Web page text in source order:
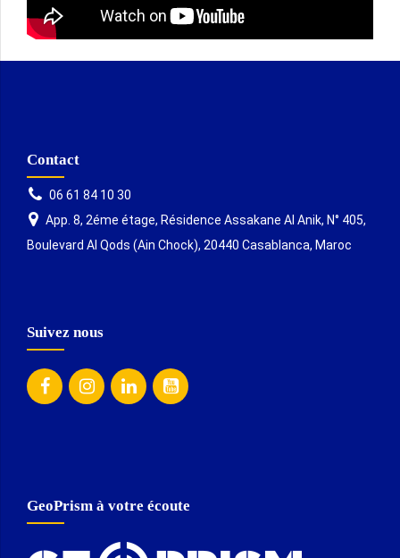
Contact
06 61 84 10 30
App. 8, 2éme étage, Résidence Assakane Al Anik, N° 405,
Boulevard Al Qods (Ain Chock), 20440 Casablanca, Maroc
Suivez nous
GeoPrism à votre écoute